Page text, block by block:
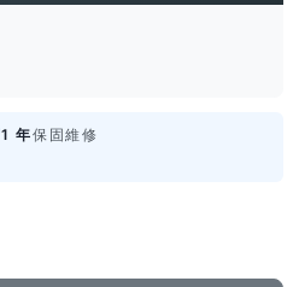
1 年保固維修